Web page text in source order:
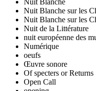
Nuit Blanche
Nuit Blanche sur les
Nuit Blanche sur les
Nuit de la Littérature
nuit européenne des
Numérique
oeufs
Œuvre sonore
Of specters or Returns
Open Call